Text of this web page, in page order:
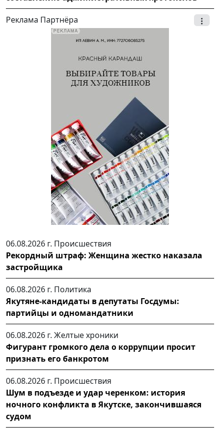
Реклама Партнёра
06.08.2026 г. Происшествия
Рекордный штраф: Женщина жестко наказала
застройщика
06.08.2026 г. Политика
Якутяне-кандидаты в депутаты Госдумы:
партийцы и одномандатники
06.08.2026 г. Желтые хроники
Фигурант громкого дела о коррупции просит
признать его банкротом
06.08.2026 г. Происшествия
Шум в подъезде и удар черенком: история
ночного конфликта в Якутске, закончившаяся
судом